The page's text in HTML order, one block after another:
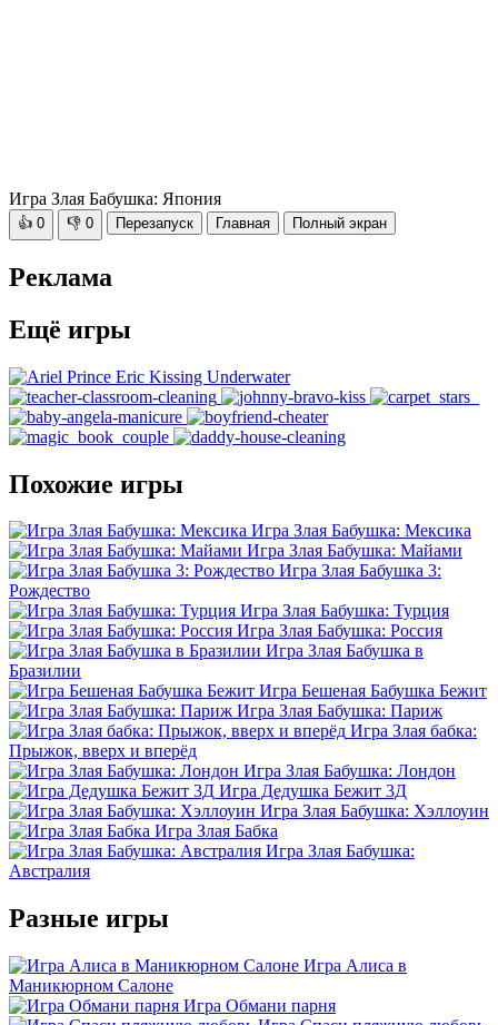
Игра Злая Бабушка: Япония
👍 0 👎 0 Перезапуск Главная Полный экран
Реклама
Ещё игры
Похожие игры
Игра Злая Бабушка: Мексика
Игра Злая Бабушка: Майами
Игра Злая Бабушка 3:
Рождество
Игра Злая Бабушка: Турция
Игра Злая Бабушка: Россия
Игра Злая Бабушка в
Бразилии
Игра Бешеная Бабушка Бежит
Игра Злая Бабушка: Париж
Игра Злая бабка:
Прыжок, вверх и вперёд
Игра Злая Бабушка: Лондон
Игра Дедушка Бежит 3Д
Игра Злая Бабушка: Хэллоуин
Игра Злая Бабка
Игра Злая Бабушка:
Австралия
Разные игры
Игра Алиса в
Маникюрном Салоне
Игра Обмани парня